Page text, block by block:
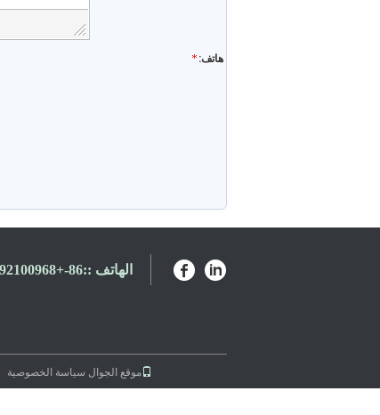
هاتف:
الهاتف ::86-+8613392100968-+8613501528806
موقع الجوال سياسة الخصوصية